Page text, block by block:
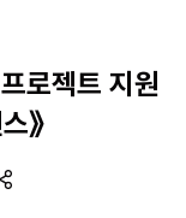
로젝트 지원
》